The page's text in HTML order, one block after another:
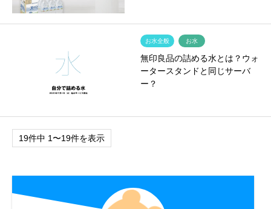
お水全般 お水
無印良品の詰める水とは？ウォ
ータースタンドと同じサーバ
ー？
19件中 1〜19件を表示